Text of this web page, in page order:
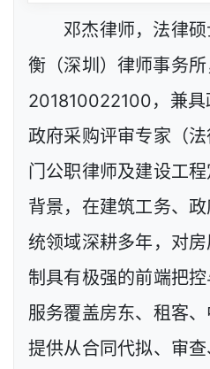
邓杰律师，法律
衡（深圳）律师事务
201810022100，兼
政府采购评审专家（
门公职律师及建设工
背景，在建筑工务、
统领域深耕多年，对
制具有极强的前端把
服务覆盖房东、租客
提供从合同代拟、审